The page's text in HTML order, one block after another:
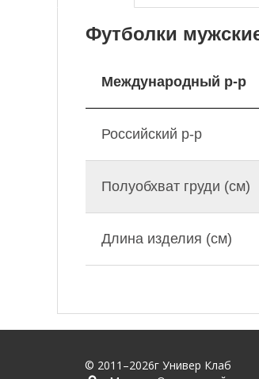
Футболки
Международный р-р
Российский р-р
Полуобхват груди (см)
Длина изделия (см)
© 2011–2026г Универ Клаб